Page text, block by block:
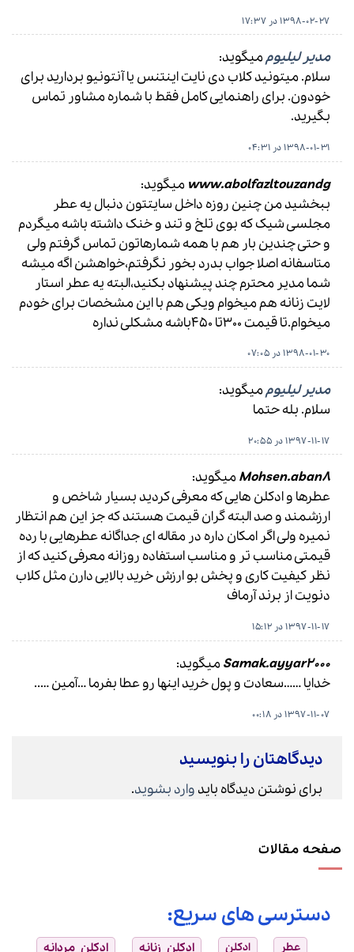
1398-02-27 در 17:37
مدیر لیلیوممیگوید:
سلام. میتونید کلاب دی نایت اینتنس یا آنتونیو بردارید برای
خودون. برای راهنمایی کامل فقط با شماره مشاور تماس
بگیرید.
1398-01-31 در 04:31
www.abolfazltouzandg میگوید:
ببخشید من چنین روزه داخل سایتتون دنبال یه عطر
مجلسی شیک که بوی تلخ و تند و خنک داشته باشه میگردم
و حتی چندین بار هم با همه شمارهاتون تماس گرفتم ولی
متاسفانه اصلا جواب بدرد بخور نگرفتم،خواهشن اگه میشه
شما مدیر محترم چند پیشنهاد بکنید،البته یه عطر استار
لایت زنانه هم میخوام ویکی هم با این مشخصات برای خودم
ميخوام.تا قیمت 300تا 450باشه مشکلی نداره
1398-01-30 در 07:05
مدیر لیلیوممیگوید:
سلام. بله حتما
1397-11-17 در 20:55
Mohsen.aban8 میگوید:
عطرها و ادکلن هایی که معرفی کردید بسیار شاخص و
ارزشمند و صد البته گران قیمت هستند که جز این هم انتظار
نمیره ولی اگر امکان داره در مقاله ای جداگانه عطرهایی با رده
قیمتی مناسب تر و مناسب استفاده روزانه معرفی کنید که از
نظر کیفیت کاری و پخش بو ارزش خرید بالایی دارن مثل کلاب
دنویت از برند آرماف
1397-11-17 در 15:12
Samak.ayyar2000 میگوید:
خدایا ……سعادت و پول خرید اینها رو عطا بفرما …آمین …..
1397-11-07 در 00:18
دیدگاهتان را بنویسید
برای نوشتن دیدگاه باید وارد بشوید.
صفحه مقالات
دسترسی های سریع:
عطر ادکلن ادکلن زنانه
ادکلن مردانه